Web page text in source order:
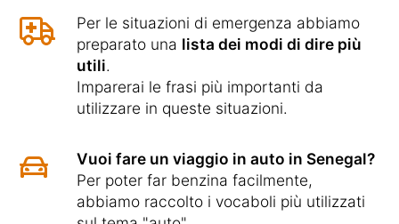
Per le situazioni di emergenza abbiamo
preparato una lista dei modi di dire più
utili.
Imparerai le frasi più importanti da
utilizzare in queste situazioni.
Vuoi fare un viaggio in auto in Senegal?
Per poter far benzina facilmente,
abbiamo raccolto i vocaboli più utilizzati